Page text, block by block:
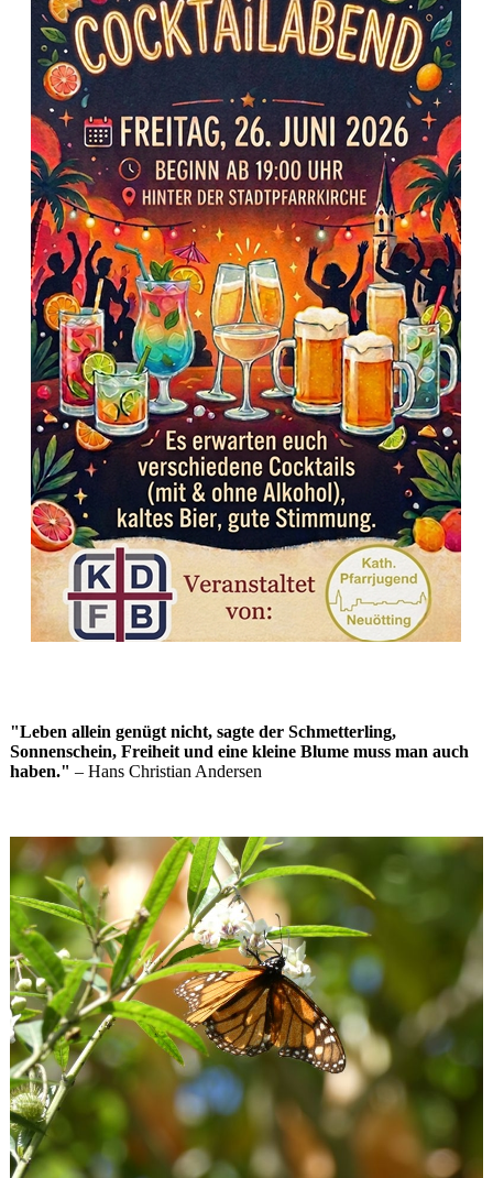
"Leben allein genügt nicht, sagte der Schmetterling,
Sonnenschein, Freiheit und eine kleine Blume muss man auch
haben." – Hans Christian Andersen